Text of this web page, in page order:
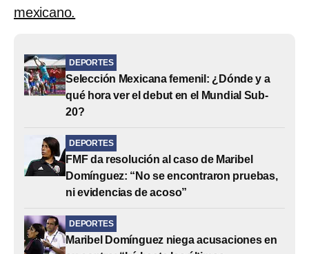
mexicano.
DEPORTES
Selección Mexicana femenil: ¿Dónde y a
qué hora ver el debut en el Mundial Sub-
20?
DEPORTES
FMF da resolución al caso de Maribel
Domínguez: “No se encontraron pruebas,
ni evidencias de acoso”
DEPORTES
Maribel Domínguez niega acusaciones en